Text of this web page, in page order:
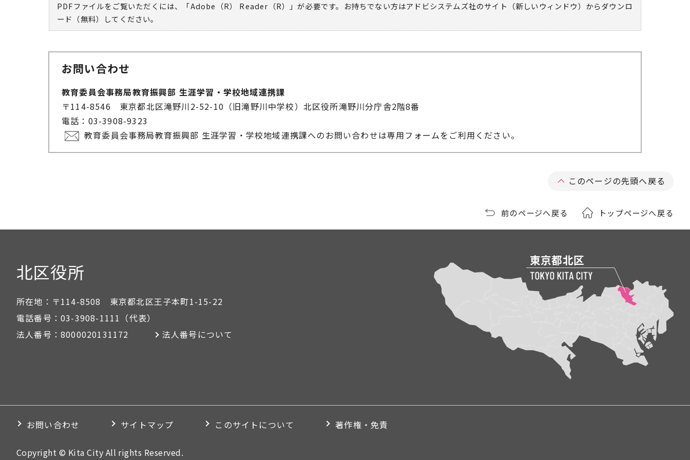
PDFファイルをご覧いただくには、「Adobe（R） Reader（R）」が必要です。お持ちでない方はアドビシステムズ社のサイト（新しいウィンドウ） からダウンロ
ード（無料）してください。
お問い合わせ
教育委員会事務局教育振興部 生涯学習・学校地域連携課
〒114-8546 東京都北区滝野川2-52-10（旧滝野川中学校）北区役所滝野川分庁舎2階8番
電話：03-3908-9323
教育委員会事務局教育振興部 生涯学習・学校地域連携課へのお問い合わせは専用フォームをご利用ください。
このページの先頭へ戻る
前のページへ戻る トップページへ戻る
北区役所
所在地： 〒114-8508 東京都北区王子本町1-15-22
電話番号： 03-3908-1111 （代表）
法人番号： 8000020131172 法人番号について
お問い合わせ サイトマップ このサイトについて 著作権・免責
Copyright © Kita City All rights Reserved.